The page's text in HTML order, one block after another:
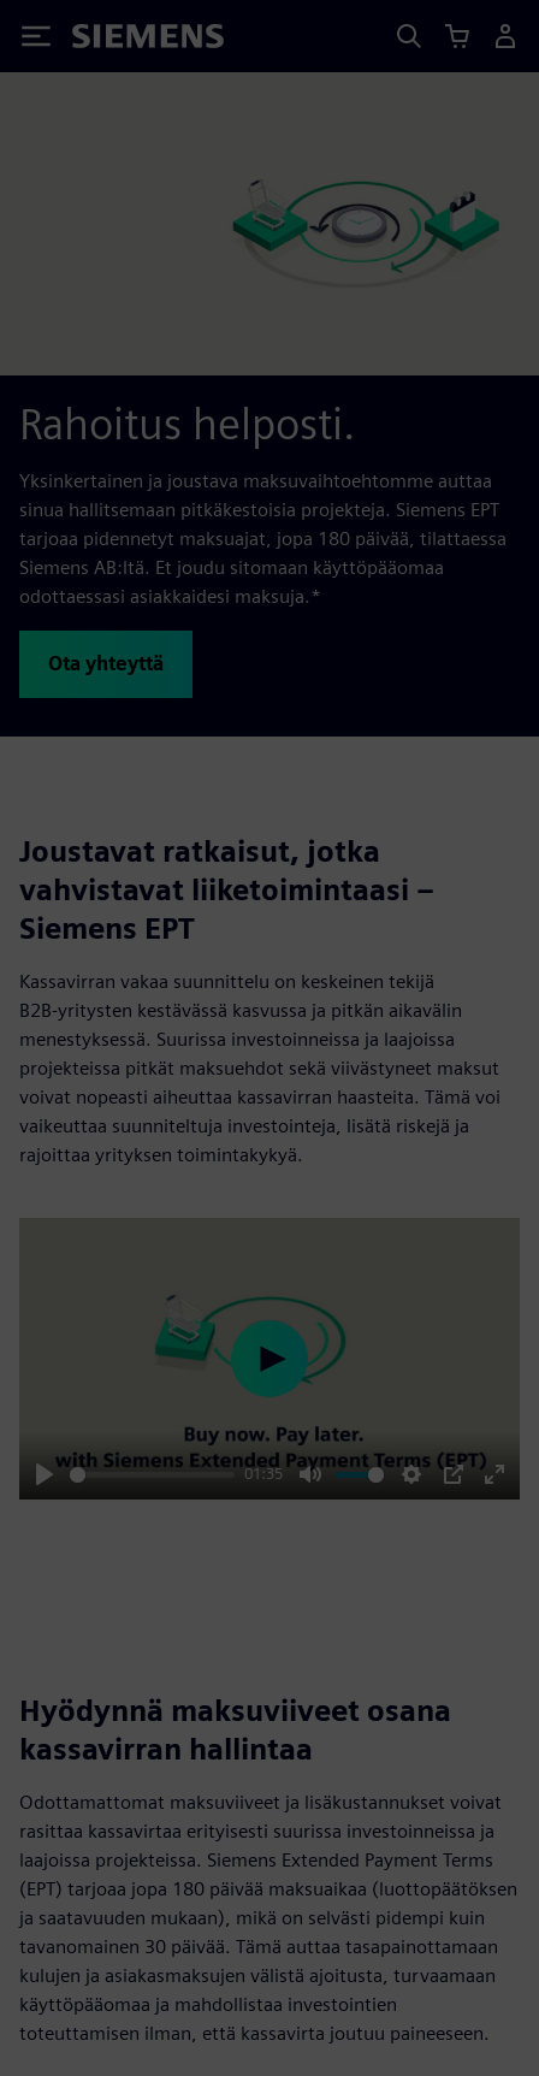
Siemens
Rahoitus helposti.
Yksinkertainen ja joustava maksuvaihtoehtomme auttaa
sinua hallitsemaan pitkäkestoisia projekteja. Siemens EPT
tarjoaa pidennetyt maksuajat, jopa 180 päivää, tilattaessa
Siemens AB:ltä. Et joudu sitomaan käyttöpääomaa
odottaessasi asiakkaidesi maksuja.*
Ota yhteyttä
Joustavat ratkaisut, jotka
vahvistavat liiketoimintaasi –
Siemens EPT
Kassavirran vakaa suunnittelu on keskeinen tekijä
B2B‑yritysten kestävässä kasvussa ja pitkän aikavälin
menestyksessä. Suurissa investoinneissa ja laajoissa
projekteissa pitkät maksuehdot sekä viivästyneet maksut
voivat nopeasti aiheuttaa kassavirran haasteita. Tämä voi
vaikeuttaa suunniteltuja investointeja, lisätä riskejä ja
rajoittaa yrityksen toimintakykyä.
Play
01:35
Mute Settings
PIP
Enter
Play
Hyödynnä maksuviiveet osana
kassavirran hallintaa
Odottamattomat maksuviiveet ja lisäkustannukset voivat
rasittaa kassavirtaa erityisesti suurissa investoinneissa ja
laajoissa projekteissa. Siemens Extended Payment Terms
(EPT) tarjoaa jopa 180 päivää maksuaikaa (luottopäätöksen
ja saatavuuden mukaan), mikä on selvästi pidempi kuin
tavanomainen 30 päivää. Tämä auttaa tasapainottamaan
kulujen ja asiakasmaksujen välistä ajoitusta, turvaamaan
käyttöpääomaa ja mahdollistaa investointien
toteuttamisen ilman, että kassavirta joutuu paineeseen.